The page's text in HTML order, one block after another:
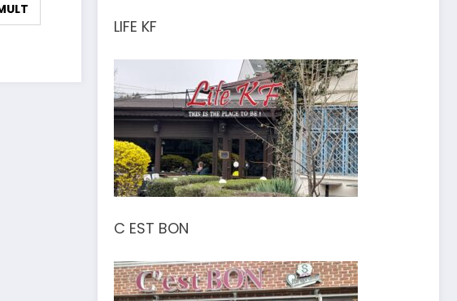
LIFE KF
C EST BON